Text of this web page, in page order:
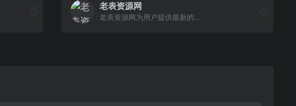
老表资源网
老表资源网为用户提供最新的...